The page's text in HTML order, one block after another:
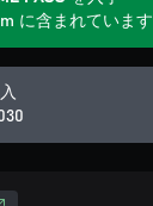
に含まれています